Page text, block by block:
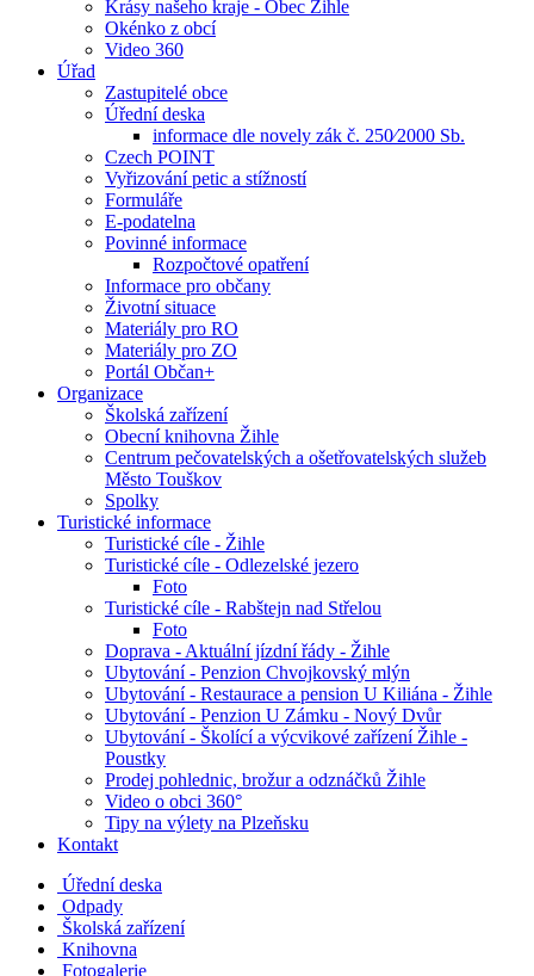
Krásy našeho kraje - Obec Žihle
Okénko z obcí
Video 360
Úřad
Zastupitelé obce
Úřední deska
informace dle novely zák č. 250⁄2000 Sb.
Czech POINT
Vyřizování petic a stížností
Formuláře
E-podatelna
Povinné informace
Rozpočtové opatření
Informace pro občany
Životní situace
Materiály pro RO
Materiály pro ZO
Portál Občan+
Organizace
Školská zařízení
Obecní knihovna Žihle
Centrum pečovatelských a ošetřovatelských služeb
Město Touškov
Spolky
Turistické informace
Turistické cíle - Žihle
Turistické cíle - Odlezelské jezero
Foto
Turistické cíle - Rabštejn nad Střelou
Foto
Doprava - Aktuální jízdní řády - Žihle
Ubytování - Penzion Chvojkovský mlýn
Ubytování - Restaurace a pension U Kiliána - Žihle
Ubytování - Penzion U Zámku - Nový Dvůr
Ubytování - Školící a výcvikové zařízení Žihle -
Poustky
Prodej pohlednic, brožur a odznáčků Žihle
Video o obci 360°
Tipy na výlety na Plzeňsku
Kontakt
Úřední deska
Odpady
Školská zařízení
Knihovna
Fotogalerie